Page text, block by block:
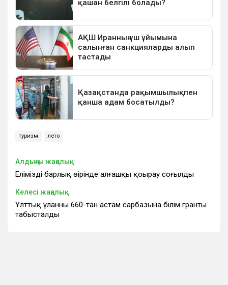
туризм лето
Алдыңғы жаңалық
Еліміздің барлық өңірінде алғашқы қоңырау соғылды
Келесі жаңалық
Ұлттық ұланның 660-тан астам сарбазына білім гранты
табысталды